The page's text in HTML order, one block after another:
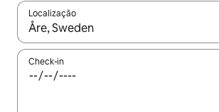
Localização
Quando os resultados estiverem
Check-in